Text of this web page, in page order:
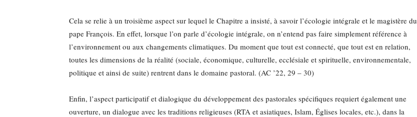
Cela se relie à un troisième aspect sur lequel le Chapitre a insisté, à savoir l’écologie intégrale et le magistère du
pape François. En effet, lorsque l’on parle d’écologie intégrale, on n’entend pas faire simplement référence à
l’environnement ou aux changements climatiques. Du moment que tout est connecté, que tout est en relation,
toutes les dimensions de la réalité (sociale, économique, culturelle, ecclésiale et spirituelle, environnementale,
politique et ainsi de suite) rentrent dans le domaine pastoral. (AC ’22, 29 – 30)
Enfin, l’aspect participatif et dialogique du développement des pastorales spécifiques requiert également une
ouverture, un dialogue avec les traditions religieuses (RTA et asiatiques, Islam, Églises locales, etc.), dans la